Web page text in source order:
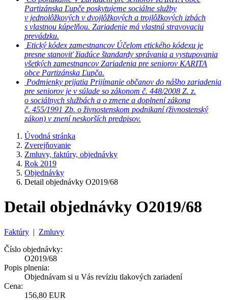
Partizánska Ľupče poskytujeme sociálne služby
v jednolôžkových v dvojlôžkových a trojlôžkových izbách
s vlastnou kúpelňou. Zariadenie má vlastnú stravovaciu
prevádzku.
Etický kódex zamestnancov Účelom etického kódexu je
presne stanoviť žiadúce štandardy správania a vystupovania
všetkých zamestnancov Zariadenia pre seniorov KARITA
obce Partizánska Ľupča.
Podmienky prijatia Prijímanie občanov do nášho zariadenia
pre seniorov je v súlade so zákonom č. 448/2008 Z. z.
o sociálnych službách a o zmene a doplnení zákona
č. 455/1991 Zb. o živnostenskom podnikaní (živnostenský
zákon) v znení neskorších predpisov.
Úvodná stránka
Zverejňovanie
Zmluvy, faktúry, objednávky
Rok 2019
Objednávky
Detail objednávky O2019/68
Detail objednávky O2019/68
Faktúry | Zmluvy
Číslo objednávky:
O2019/68
Popis plnenia:
Objednávam si u Vás revíziu tlakových zariadení
Cena:
156,80 EUR